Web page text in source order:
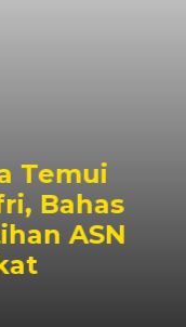
Bahas
ASN